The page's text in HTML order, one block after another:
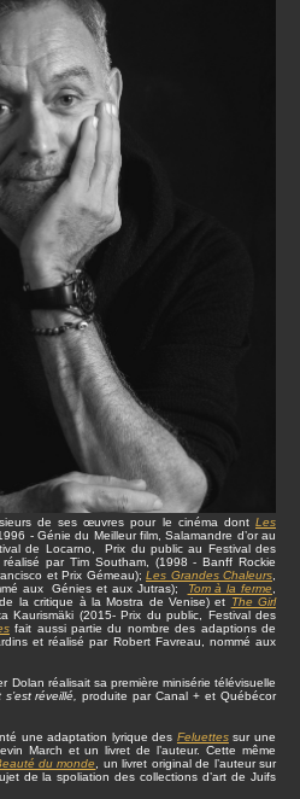
de ses œuvres pour le cinéma dont Les
- Génie du Meilleur film, Salamandre d’or au
de Locarno, Prix du public au Festival des
réalisé par Tim Southam, (1998 - Banff Rockie
et Prix Gémeau); Les Grandes Chaleurs
aux Génies et aux Jutras);
Tom à la ferme
la critique à la Mostra de Venise) et The Girl
Kaurismäki (2015- Prix du public, Festival des
fait aussi partie du nombre des adaptions de
et réalisé par Robert Favreau, nommé aux
Dolan réalisait sa première minisérie télévisuelle
s’est réveillé,produite par Canal + et Québécor
une adaptation lyrique des Feluettessur une
March et un livret de l’auteur. Cette même
du monde
, un livret original de l’auteur sur
de la spoliation des collections d’art de Juifs